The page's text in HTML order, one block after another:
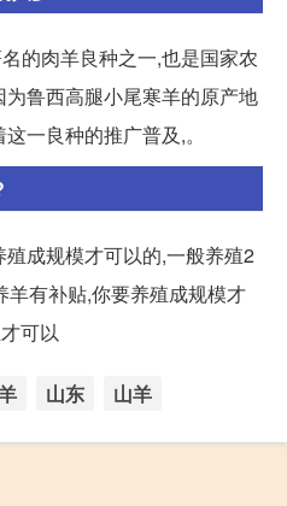
的肉羊良种之一,也是国家农
鲁西高腿小尾寒羊的原产地
一良种的推广普及,。
成规模才可以的,一般养殖2
有补贴,你要养殖成规模才
可以
山东 山羊